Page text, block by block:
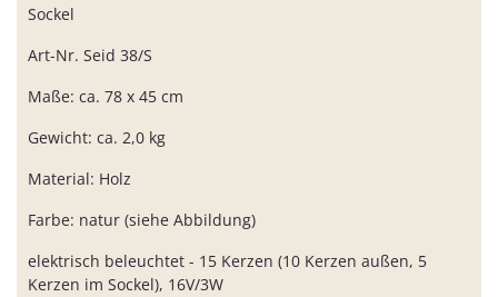
Sockel
Art-Nr. Seid 38/S
Maße: ca. 78 x 45 cm
Gewicht: ca. 2,0 kg
Material: Holz
Farbe: natur (siehe Abbildung)
elektrisch beleuchtet - 15 Kerzen (10 Kerzen außen, 5
Kerzen im Sockel), 16V/3W